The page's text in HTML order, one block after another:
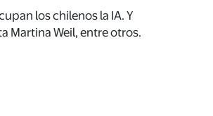
los chilenos la IA. Y
Martina Weil, entre otros.